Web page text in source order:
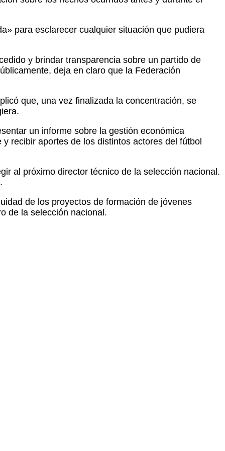
para esclarecer cualquier situación que pudiera
y brindar transparencia sobre un partido de
deja en claro que la Federación
que, una vez finalizada la concentración, se
un informe sobre la gestión económica
recibir aportes de los distintos actores del fútbol
al próximo director técnico de la selección nacional.
de los proyectos de formación de jóvenes
de la selección nacional.